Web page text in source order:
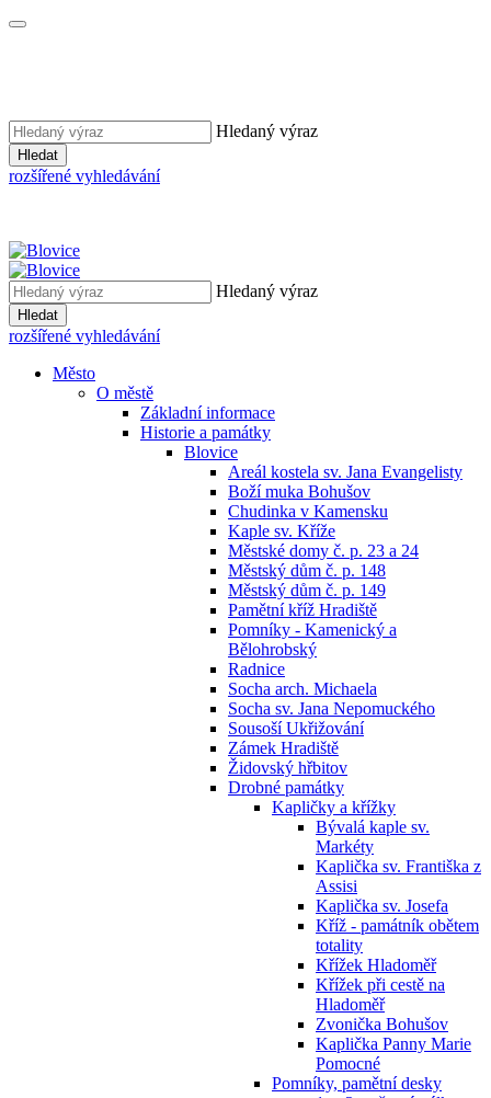
Hledaný výraz
Hledat
rozšířené vyhledávání
Hledaný výraz
Hledat
rozšířené vyhledávání
Město
O městě
Základní informace
Historie a památky
Blovice
Areál kostela sv. Jana Evangelisty
Boží muka Bohušov
Chudinka v Kamensku
Kaple sv. Kříže
Městské domy č. p. 23 a 24
Městský dům č. p. 148
Městský dům č. p. 149
Pamětní kříž Hradiště
Pomníky - Kamenický a
Bělohrobský
Radnice
Socha arch. Michaela
Socha sv. Jana Nepomuckého
Sousoší Ukřižování
Zámek Hradiště
Židovský hřbitov
Drobné památky
Kapličky a křížky
Bývalá kaple sv.
Markéty
Kaplička sv. Františka z
Assisi
Kaplička sv. Josefa
Kříž - památník obětem
totality
Křížek Hladoměř
Křížek při cestě na
Hladoměř
Zvonička Bohušov
Kaplička Panny Marie
Pomocné
Pomníky, pamětní desky